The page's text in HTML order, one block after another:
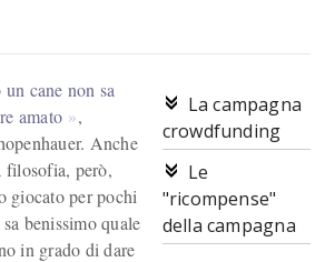
La campagna
crowdfunding
Le
"ricompense"
della campagna
cane non sa
amato
,
Anche
filosofia, però,
giocato per pochi
benissimo quale
in grado di dare